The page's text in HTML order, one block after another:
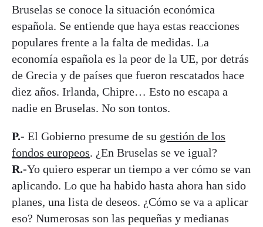
Bruselas se conoce la situación económica
española. Se entiende que haya estas reacciones
populares frente a la falta de medidas. La
economía española es la peor de la UE, por detrás
de Grecia y de países que fueron rescatados hace
diez años. Irlanda, Chipre… Esto no escapa a
nadie en Bruselas. No son tontos.
P.- El Gobierno presume de su gestión de los
fondos europeos. ¿En Bruselas se ve igual?
R.-Yo quiero esperar un tiempo a ver cómo se van
aplicando. Lo que ha habido hasta ahora han sido
planes, una lista de deseos. ¿Cómo se va a aplicar
eso? Numerosas son las pequeñas y medianas